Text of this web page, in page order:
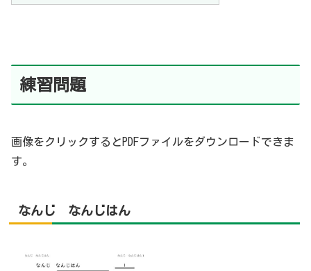
練習問題
画像をクリックするとPDFファイルをダウンロードできま
す。
なんじ なんじはん